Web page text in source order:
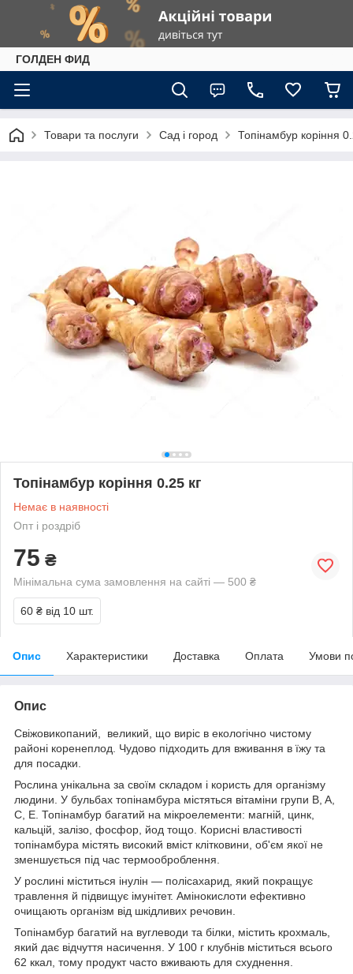
ГОЛДЕН ФИД
Товари та послуги Сад і город Топінамбур коріння
Топінамбур коріння 0.25 кг
Немає в наявності
Опт і роздріб
75 ₴
Мінімальна сума замовлення на сайті — 500 ₴
60 ₴ від 10 шт.
Опис Характеристики Доставка Оплата Умови
Опис
Свіжовикопаний, великий, що виріс в екологічно чистому
районі коренеплод. Чудово підходить для вживання в їжу та
для посадки.
Рослина унікальна за своїм складом і користь для організму
людини. У бульбах топінамбура містяться вітаміни групи B, A,
C, Е. Топінамбур багатий на мікроелементи: магній, цинк,
кальцій, залізо, фосфор, йод тощо. Корисні властивості
топінамбура містять високий вміст клітковини, об'єм якої не
зменшується під час термооброблення.
У рослині міститься інулін — полісахарид, який покращує
травлення й підвищує імунітет. Амінокислоти ефективно
очищають організм від шкідливих речовин.
Топінамбур багатий на вуглеводи та білки, містить крохмаль,
який дає відчуття насичення. У 100 г клубнів міститься всього
62 ккал, тому продукт часто вживають для схуднення.